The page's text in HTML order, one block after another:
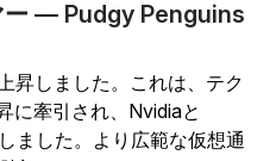
ー — Pudgy Penguins
昇しました。これは、テク
に牽引され、Nvidiaと
ました。より広範な仮想通